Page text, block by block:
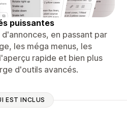
puissantes
en passant par
les méga menus, les
rapide et bien plus
d'outils avancés.
EST INCLUS